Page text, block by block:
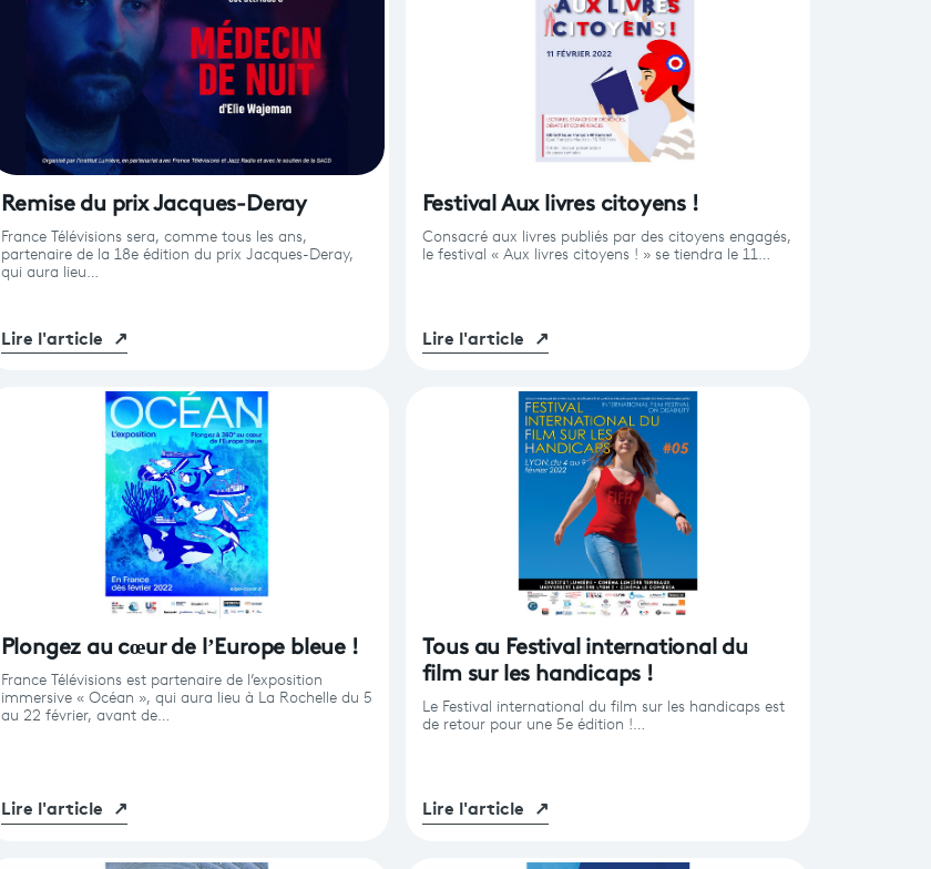
Remise du prix Jacques-Deray
France Télévisions sera, comme tous les ans,
partenaire de la 18e édition du prix Jacques-Deray,
qui aura lieu…
Lire l'article ↗
Festival Aux livres citoyens !
Consacré aux livres publiés par des citoyens engagés,
le festival « Aux livres citoyens ! » se tiendra le 11…
Lire l'article ↗
Plongez au cœur de l’Europe bleue !
France Télévisions est partenaire de l’exposition
immersive « Océan », qui aura lieu à La Rochelle du 5
au 22 février, avant de…
Lire l'article ↗
Tous au Festival international du
film sur les handicaps !
Le Festival international du film sur les handicaps est
de retour pour une 5e édition !…
Lire l'article ↗